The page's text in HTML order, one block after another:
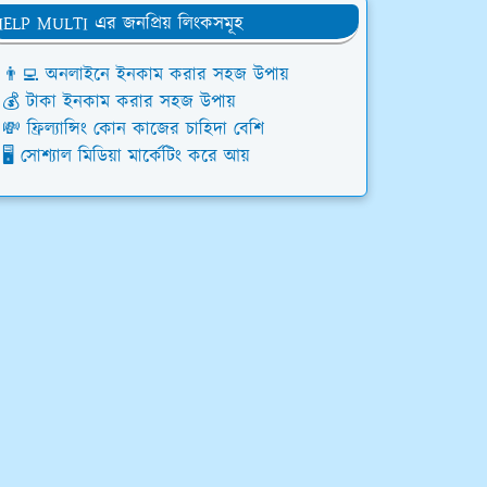
MULTI এর জনপ্রিয় লিংকসমূহ
👨‍💻 অনলাইনে ইনকাম করার সহজ উপায়
💰 টাকা ইনকাম করার সহজ উপায়
💸 ফ্রিল্যান্সিং কোন কাজের চাহিদা বেশি
🖥️ সোশ্যাল মিডিয়া মার্কেটিং করে আয়